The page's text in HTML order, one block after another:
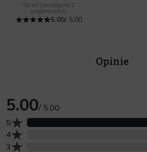
50 ml (dostępne 2
pojemności)
5.00/ 5.00
Opinie
5.00/ 5.00
Liczba opinii z oceną
3
Liczba opinii z oceną
4
Liczba opinii z oceną
5